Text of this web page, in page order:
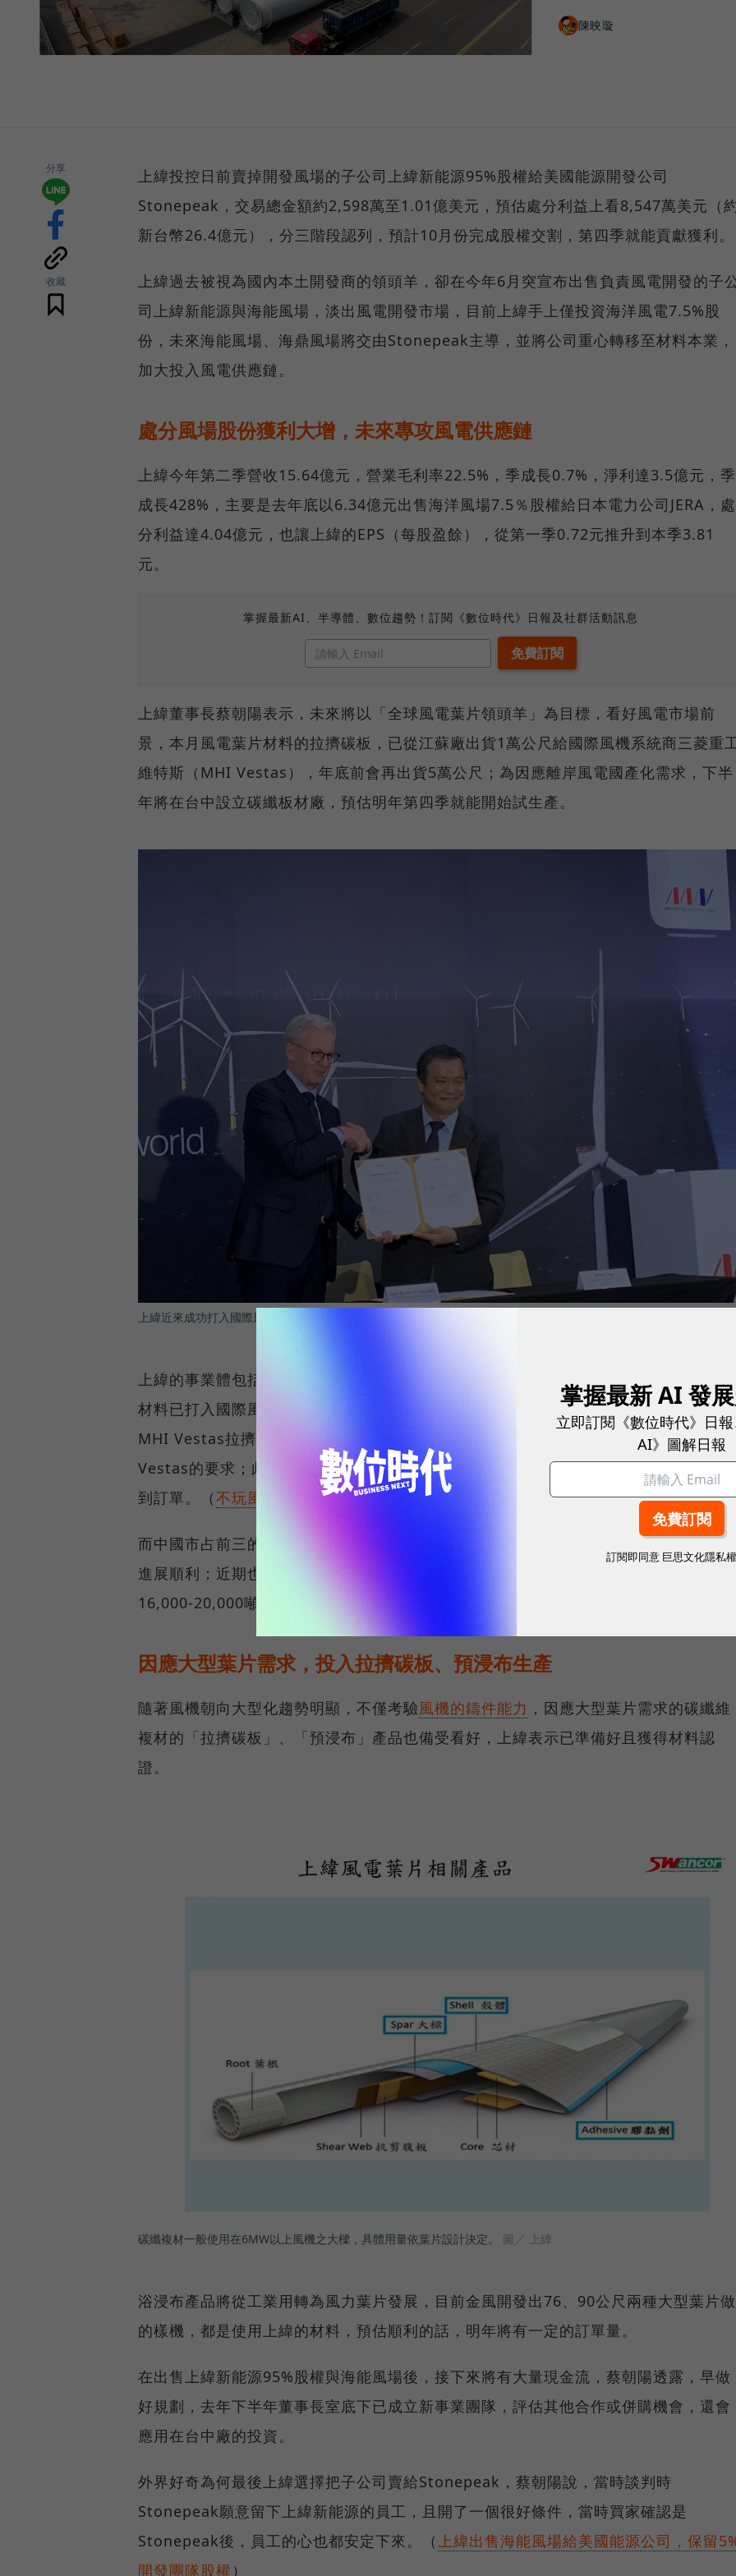
陳映璇
分享
收藏
上緯投控日前賣掉開發風場的子公司上緯新能源95%股權給美國能源開發公司
Stonepeak，交易總金額約2,598萬至1.01億美元，預估處分利益上看8,547萬美元（
新台幣26.4億元），分三階段認列，預計10月份完成股權交割，第四季就能貢獻獲利。
上緯過去被視為國內本土開發商的領頭羊，卻在今年6月突宣布出售負責風電開發的子
司上緯新能源與海能風場，淡出風電開發市場，目前上緯手上僅投資海洋風電7.5%股
份，未來海能風場、海鼎風場將交由Stonepeak主導，並將公司重心轉移至材料本業，
加大投入風電供應鏈。
處分風場股份獲利大增，未來專攻風電供應鏈
上緯今年第二季營收15.64億元，營業毛利率22.5%，季成長0.7%，淨利達3.5億元，季
成長428%，主要是去年底以6.34億元出售海洋風場7.5％股權給日本電力公司JERA，處
分利益達4.04億元，也讓上緯的EPS（每股盈餘），從第一季0.72元推升到本季3.81
元。
掌握最新AI、半導體、數位趨勢！訂閱《數位時代》日報及社群活動訊息
上緯董事長蔡朝陽表示，未來將以「全球風電葉片領頭羊」為目標，看好風電市場前
景，本月風電葉片材料的拉擠碳板，已從江蘇廠出貨1萬公尺給國際風機系統商三菱重
維特斯（MHI Vestas），年底前會再出貨5萬公尺；為因應離岸風電國產化需求，下半
年將在台中設立碳纖板材廠，預估明年第四季就能開始試生產。
上緯近來成功打入國際風機系統商三菱重工維特斯（MHI Vestas）供應鏈。
上緯的事業體包括新材料、碳纖維複材、離岸風電，逾7成銷售來自中國。目前風力葉
材料已打入國際風機系統商Vestas、金風、GE、西門子歌美颯的供應鏈，8月也拿到
MHI Vestas拉擠碳板訂單，蔡朝陽表示，對生產的質量、量產能力都有信心滿足MHI
Vestas的要求；此外在葉片材料的樹脂、膠黏劑也已展開材料認證，估計明年就能夠拿
到訂單。（不玩風場回歸材料本業，上緯拿下風機系統商MHI Vestas訂單）
而中國市占前三的風機系統商金風，上緯在上半年供貨占比達43%，大型葉片開發上也
進展順利；近期也和西門子歌美颯在商討明年度葉片樹脂訂單，估計西門子一年用量
16,000-20,000噸，預估明年可以拿到3,000-4,000噸。
因應大型葉片需求，投入拉擠碳板、預浸布生產
隨著風機朝向大型化趨勢明顯，不僅考驗風機的鑄件能力 ，因應大型葉片需求的碳纖維
複材的「拉擠碳板」、「預浸布」產品也備受看好，上緯表示已準備好且獲得材料認
證。
碳纖複材一般使用在6MW以上風機之大樑，具體用量依葉片設計決定。 圖／ 上緯
浴浸布產品將從工業用轉為風力葉片發展，目前金風開發出76、90公尺兩種大型葉片做
的樣機，都是使用上緯的材料，預估順利的話，明年將有一定的訂單量。
在出售上緯新能源95%股權與海能風場後，接下來將有大量現金流，蔡朝陽透露，早做
好規劃，去年下半年董事長室底下已成立新事業團隊，評估其他合作或併購機會，還會
應用在台中廠的投資。
外界好奇為何最後上緯選擇把子公司賣給Stonepeak，蔡朝陽說，當時談判時
Stonepeak願意留下上緯新能源的員工，且開了一個很好條件，當時買家確認是
Stonepeak後，員工的心也都安定下來。（上緯出售海能風場給美國能源公司，保留
開發團隊股權 ）
掌握最新 AI 發
立即訂閱《數位時代》日
AI》圖解日報
訂閱即同意 巨思文化隱私